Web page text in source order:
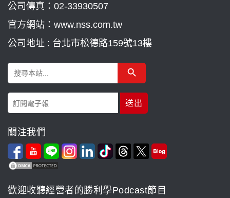
公司傳真：02-33930507
官方網站：www.nss.com.tw
公司地址 : 台北市松德路159號13樓
Search
for:
Search Button
關注我們
歡迎收聽經營者的勝利學Podcast節目